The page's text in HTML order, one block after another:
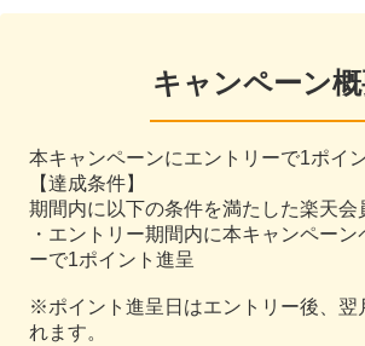
キャンペーン
本キャンペーンにエントリーで1ポイ
【達成条件】
期間内に以下の条件を満たした楽天会
・エントリー期間内に本キャンペーン
ーで1ポイント進呈
※ポイント進呈日はエントリー後、翌
れます。